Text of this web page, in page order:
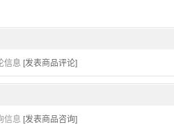
信息 [发表商品评论]
信息 [发表商品咨询]